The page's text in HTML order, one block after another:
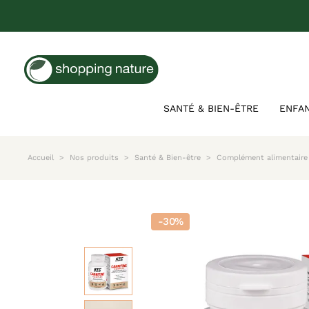
SANTÉ & BIEN-ÊTRE
Accueil Nos produits Santé & Bien-être Complément
-30%